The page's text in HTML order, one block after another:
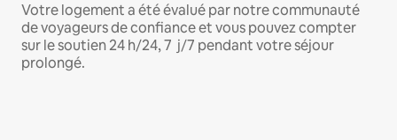
Votre logement a été évalué par notre communauté
de voyageurs de confiance et vous pouvez compter
sur le soutien 24 h/24, 7 j/7 pendant votre séjour
prolongé.